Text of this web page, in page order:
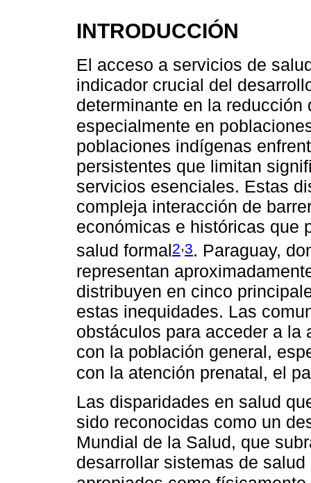
INTRODUCCIÓN
El acceso a servicios de
indicador crucial del
determinante en la
especialmente en
poblaciones indígenas
persistentes que limitan
servicios esenciales. Estas
compleja interacción de
económicas e históricas que
salud formal2,3. Paraguay,
representan
distribuyen en cinco
estas inequidades. Las
obstáculos para acceder a la
con la población general,
con la atención prenatal, el
Las disparidades en salud
sido reconocidas como un
Mundial de la Salud, que
desarrollar sistemas de